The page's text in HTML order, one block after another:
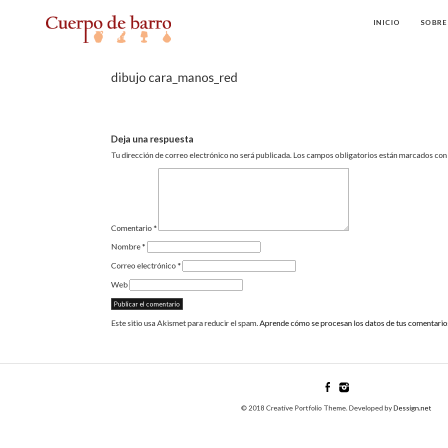
INICIO
dibujo cara_manos_red
Deja una respuesta
Tu dirección de correo electrónico no será publicada. Los campos obligatorios están marcados con
Comentario *
Nombre*
Correo electrónico *
Web
Este sitio usa Akismet para reducir el spam.Aprende cómo se procesan los datos de tus
© 2018 Creative Portfolio Theme. Developed byDessign.net